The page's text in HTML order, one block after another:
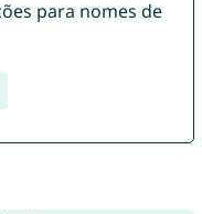
para nomes de